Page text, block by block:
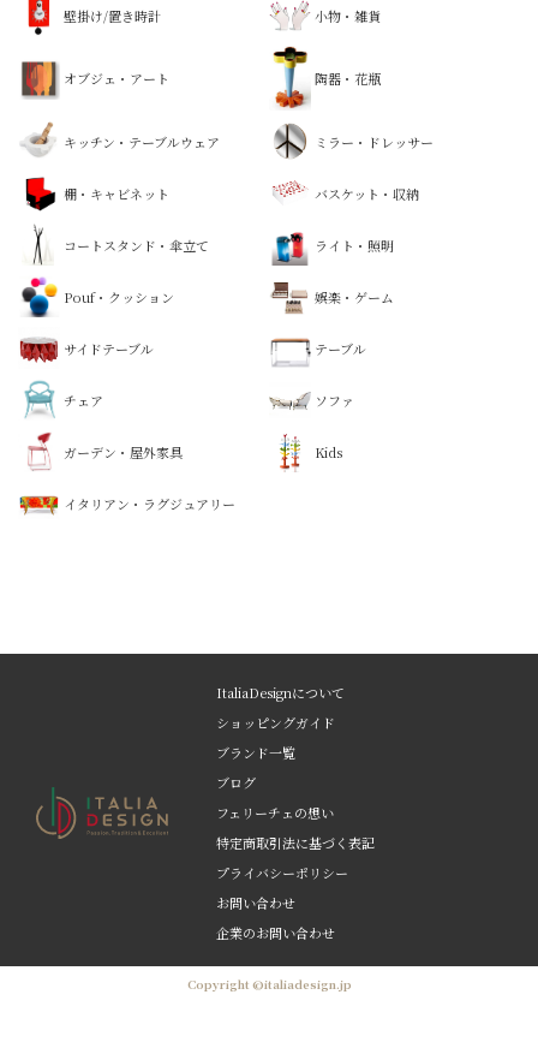
壁掛け/置き時計 小物・雑貨
オブジェ・アート 陶器・花瓶
キッチン・テーブルウェア ミラー・ドレッサー
棚・キャビネット バスケット・収納
コートスタンド・傘立て ライト・照明
Pouf・クッション 娯楽・ゲーム
サイドテーブル テーブル
チェア ソファ
ガーデン・屋外家具 Kids
イタリアン・ラグジュアリー
ItaliaDesignについて
ショッピングガイド
ブランド一覧
ブログ
フェリーチェの想い
特定商取引法に基づく表記
プライバシーポリシー
お問い合わせ
企業のお問い合わせ
Copyright ©italiadesign.jp